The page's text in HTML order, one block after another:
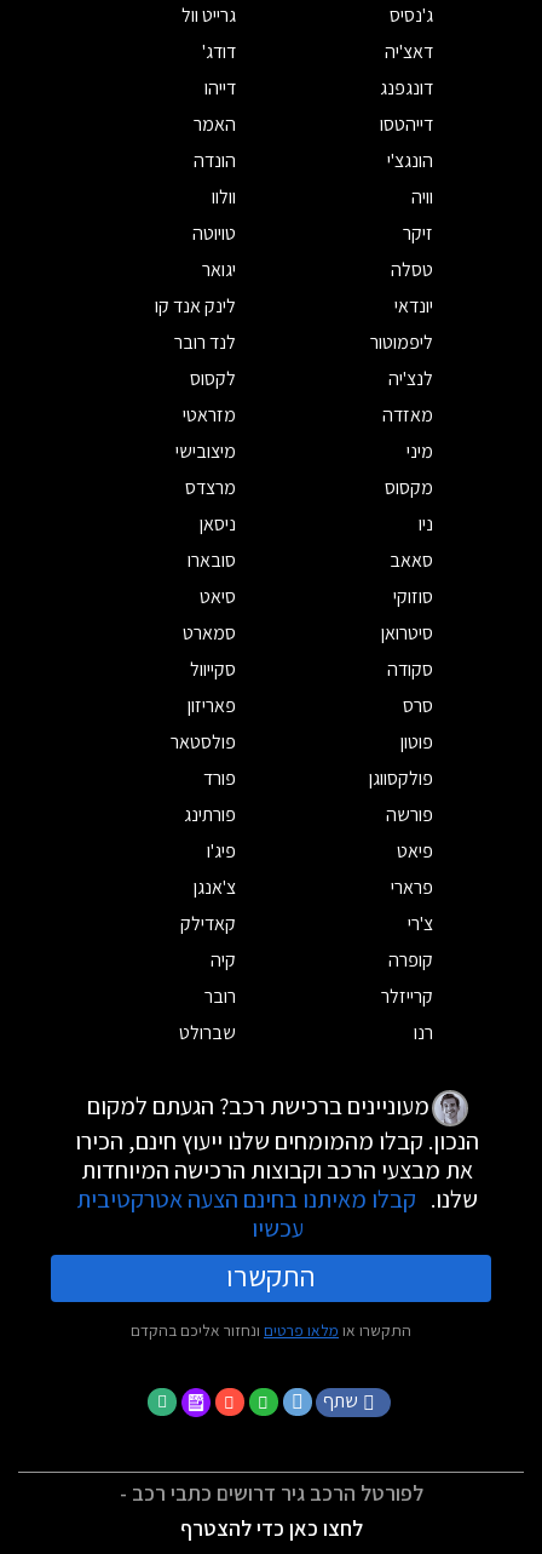
ג'נסיס
גרייט וול
דאצ'יה
דודג'
דונגפנג
דייהו
דייהטסו
האמר
הונגצ'י
הונדה
וויה
וולוו
זיקר
טויוטה
טסלה
יגואר
יונדאי
לינק אנד קו
ליפמוטור
לנד רובר
לנצ'יה
לקסוס
מאזדה
מזראטי
מיני
מיצובישי
מקסוס
מרצדס
ניו
ניסאן
סאאב
סובארו
סוזוקי
סיאט
סיטרואן
סמארט
סקודה
סקייוול
סרס
פאריזון
פוטון
פולסטאר
פולקסווגן
פורד
פורשה
פורתינג
פיאט
פיג'ו
פרארי
צ'אנגן
צ'רי
קאדילק
קופרה
קיה
קרייזלר
רובר
רנו
שברולט
מעוניינים ברכישת רכב? הגעתם למקום
הנכון. קבלו מהמומחים שלנו ייעוץ חינם, הכירו
את מבצעי הרכב וקבוצות הרכישה המיוחדות
שלנו. קבלו מאיתנו בחינם הצעה אטרקטיבית
עכשיו
התקשרו
התקשרו או מלאו פרטים ונחזור אליכם בהקדם
שתף
לפורטל הרכב גיר דרושים כתבי רכב -
לחצו כאן כדי להצטרף